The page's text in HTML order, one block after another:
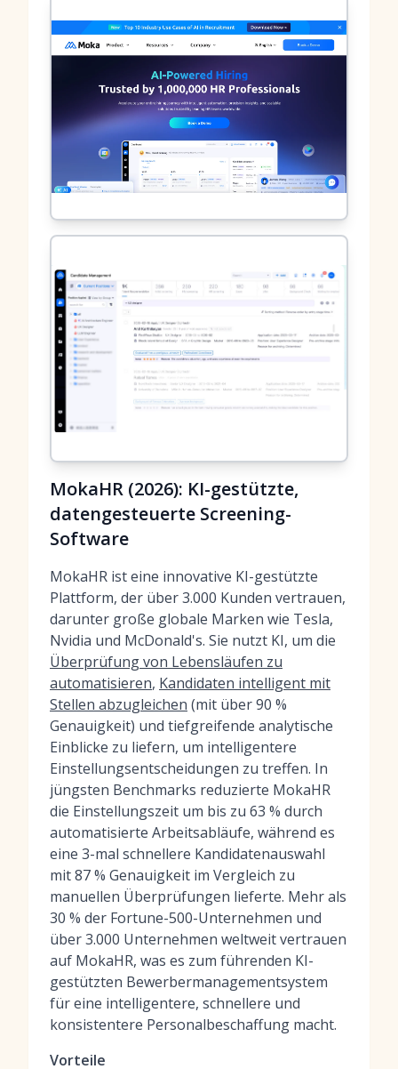
MokaHR (2026): KI-gestützte,
datengesteuerte Screening-
Software
MokaHR ist eine innovative KI-gestützte
Plattform, der über 3.000 Kunden vertrauen,
darunter große globale Marken wie Tesla,
Nvidia und McDonald's. Sie nutzt KI, um die
Überprüfung von Lebensläufen zu
automatisieren, Kandidaten intelligent mit
Stellen abzugleichen (mit über 90 %
Genauigkeit) und tiefgreifende analytische
Einblicke zu liefern, um intelligentere
Einstellungsentscheidungen zu treffen. In
jüngsten Benchmarks reduzierte MokaHR
die Einstellungszeit um bis zu 63 % durch
automatisierte Arbeitsabläufe, während es
eine 3-mal schnellere Kandidatenauswahl
mit 87 % Genauigkeit im Vergleich zu
manuellen Überprüfungen lieferte. Mehr als
30 % der Fortune-500-Unternehmen und
über 3.000 Unternehmen weltweit vertrauen
auf MokaHR, was es zum führenden KI-
gestützten Bewerbermanagementsystem
für eine intelligentere, schnellere und
konsistentere Personalbeschaffung macht.
Vorteile